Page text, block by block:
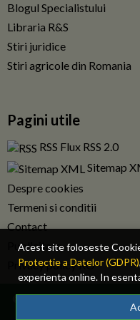
Acest site foloseste
Protectie a Datelor (GDPR)
experienta online. In
imbunatatim continutul de
experienta online
Blogul Specialistului
Libraria R&S
Stiri juridice
Stiri agricole din Romania
Pagini utile
RSS Flux RSS 2.0
Sitemap
Despre cookies
Termeni si conditii
Contact
Publicitate
Privacy policy RO
© 2026 Fiscalitatea.ro.